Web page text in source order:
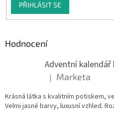
PŘIHLÁSIT SE
Hodnocení
Hodnocení produktu je
| Marketa
Krásná látka s kvalitním potiskem,
Velmi jasné barvy, luxusní vzhled.